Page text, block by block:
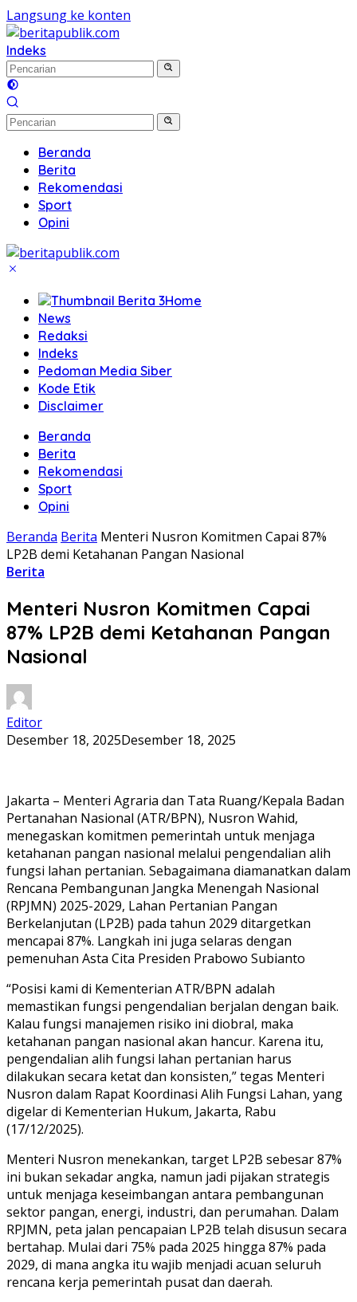
Langsung ke konten
Indeks
Beranda
Berita
Rekomendasi
Sport
Opini
Home
News
Redaksi
Indeks
Pedoman Media Siber
Kode Etik
Disclaimer
Beranda
Berita
Rekomendasi
Sport
Opini
Beranda Berita Menteri Nusron Komitmen Capai 87%
LP2B demi Ketahanan Pangan Nasional
Berita
Menteri Nusron Komitmen Capai
87% LP2B demi Ketahanan Pangan
Nasional
Editor
Desember 18, 2025Desember 18, 2025
Jakarta – Menteri Agraria dan Tata Ruang/Kepala Badan
Pertanahan Nasional (ATR/BPN), Nusron Wahid,
menegaskan komitmen pemerintah untuk menjaga
ketahanan pangan nasional melalui pengendalian alih
fungsi lahan pertanian. Sebagaimana diamanatkan dalam
Rencana Pembangunan Jangka Menengah Nasional
(RPJMN) 2025-2029, Lahan Pertanian Pangan
Berkelanjutan (LP2B) pada tahun 2029 ditargetkan
mencapai 87%. Langkah ini juga selaras dengan
pemenuhan Asta Cita Presiden Prabowo Subianto
“Posisi kami di Kementerian ATR/BPN adalah
memastikan fungsi pengendalian berjalan dengan baik.
Kalau fungsi manajemen risiko ini diobral, maka
ketahanan pangan nasional akan hancur. Karena itu,
pengendalian alih fungsi lahan pertanian harus
dilakukan secara ketat dan konsisten,” tegas Menteri
Nusron dalam Rapat Koordinasi Alih Fungsi Lahan, yang
digelar di Kementerian Hukum, Jakarta, Rabu
(17/12/2025).
Menteri Nusron menekankan, target LP2B sebesar 87%
ini bukan sekadar angka, namun jadi pijakan strategis
untuk menjaga keseimbangan antara pembangunan
sektor pangan, energi, industri, dan perumahan. Dalam
RPJMN, peta jalan pencapaian LP2B telah disusun secara
bertahap. Mulai dari 75% pada 2025 hingga 87% pada
2029, di mana angka itu wajib menjadi acuan seluruh
rencana kerja pemerintah pusat dan daerah.